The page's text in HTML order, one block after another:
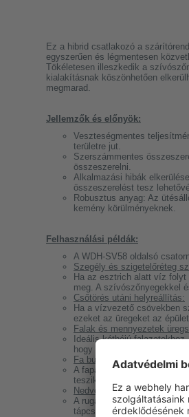
Ez a hibrid csatlakozó a
egyszerűen és légmentesen
Tökéletesen illeszkedik a
kialakításnak köszönhetően
megmarad.
Jellemzők és előnyök:
Veszteségmentes
területre jut.
Szerszámmentes
összeszerelni.
Alkalmazási hibák
összeszerelést tesz
Robusztus anyag: Az
kemény körülményeknek.
Felhasználási példák:
A WDH-SV58 oldalsó
Szegély és szigetelőréteg
Ha az esztrich alatt víz folyt
meg. A szívószőnyegekkel
Csőtörés utáni helyreállítás:
Ha a vízvezető csövekben
ezeket az üregeket az
Falak és mennyezetek
Ideális kéthéjú
hogy egyszerre két üregben
Fa burkolatok és szekrények
A fapadló alatt vagy a
teszik a nem invazív
Nedvességszabályozás
A rugalmas 2 méteres
tápcsatornákat vagy a